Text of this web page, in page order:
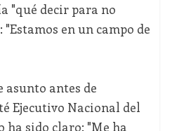
"qué decir para no
"Estamos en un campo de
asunto antes de
Ejecutivo Nacional del
ha sido claro: "Me ha